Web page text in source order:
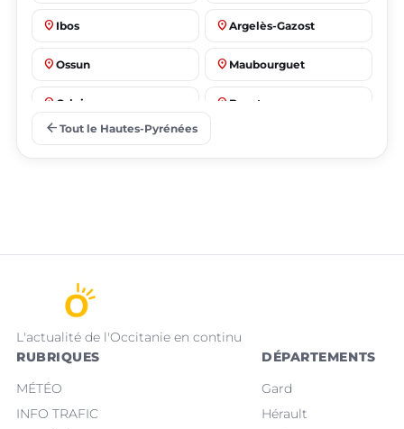
place Ibos place Argelès-Gazost
place Ossun place Maubourguet
place Orleix place Bazet
arrow_back Tout le Hautes-Pyrénées
L'actualité de l'Occitanie en continu
RUBRIQUES
MÉTÉO
INFO TRAFIC
DÉPARTEMENTS
Gard
Hérault